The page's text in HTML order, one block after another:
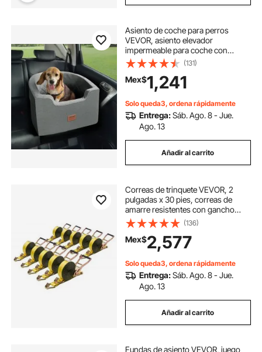
Asiento de coche para perros
VEVOR, asiento elevador
impermeable para coche con
bolsillo de almacenamiento, correa
de seguridad con clip y relleno de
esponja, cama para perros
pequeños y medianos de hasta 25
kg, gris
(131)
Mex$1,241
Solo queda3, ordena rápidamente
Entrega:Sáb. Ago. 8 - Jue.
Ago. 13
Añadir al carrito
Correas de trinquete VEVOR, 2
pulgadas x 30 pies, correas de
amarre resistentes con gancho
doble en J, resistencia a la rotura de
10,000 libras, trinquete de amarre
para mudanzas, remolques,
motocicletas, kayaks, techo de
automóvil, paquete de 10
(136)
Mex$2,577
Solo queda3, ordena rápidamente
Entrega:Sáb. Ago. 8 - Jue.
Ago. 13
Añadir al carrito
Fundas de asiento VEVOR, juego